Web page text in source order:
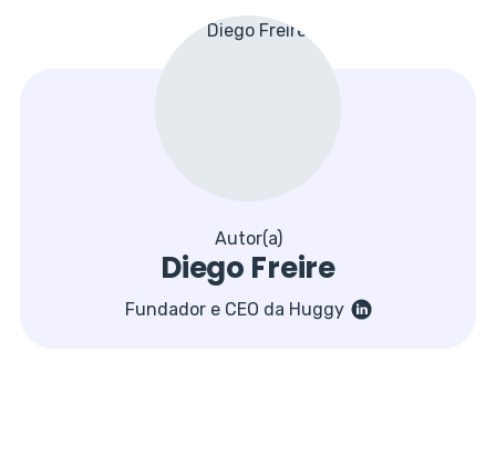
Autor(a)
Diego Freire
Fundador e CEO da Huggy